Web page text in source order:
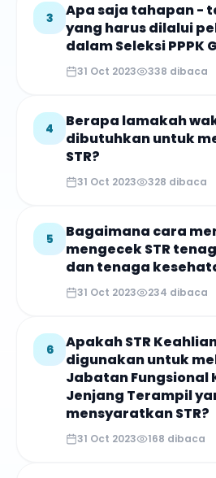
3
Apa saja tahapan -
yang harus dilalui
dalam Seleksi PPPK
31 Oct 2023 338 dibaca
4
Berapa lamakah
dibutuhkan untuk
STR?
31 Oct 2023 328 dibaca
5
Bagaimana cara
mengecek STR
dan tenaga
31 Oct 2023 234 dibaca
6
Apakah STR
digunakan untuk
Jabatan Fungsional
Jenjang Terampil
mensyaratkan STR?
31 Oct 2023 168 dibaca